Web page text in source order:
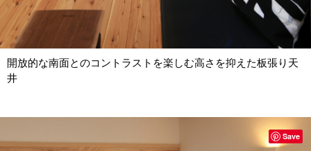
開放的な南面とのコントラストを楽しむ高さを抑えた板張り天
井
Save